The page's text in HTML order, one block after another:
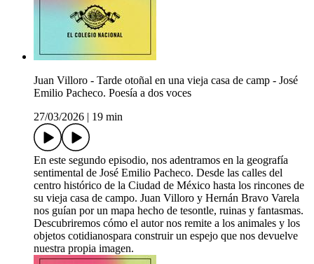
Juan Villoro - Tarde otoñal en una vieja casa de camp - José
Emilio Pacheco. Poesía a dos voces
27/03/2026
19 min
En este segundo episodio, nos adentramos en la geografía
sentimental de José Emilio Pacheco. Desde las calles del
centro histórico de la Ciudad de México hasta los rincones de
su vieja casa de campo. Juan Villoro y Hernán Bravo Varela
nos guían por un mapa hecho de tesontle, ruinas y fantasmas.
Descubriremos cómo el autor nos remite a los animales y los
objetos cotidianospara construir un espejo que nos devuelve
nuestra propia imagen.